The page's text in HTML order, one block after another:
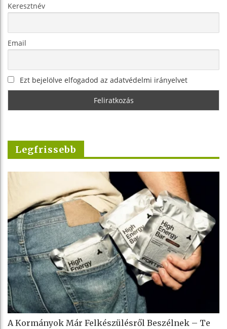
Keresztnév
Email
Ezt bejelölve elfogadod az adatvédelmi irányelvet
Legfrissebb
A Kormányok Már Felkészülésről Beszélnek – Te